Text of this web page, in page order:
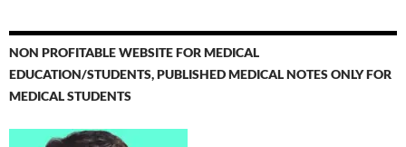
NON PROFITABLE WEBSITE FOR MEDICAL
EDUCATION/STUDENTS, PUBLISHED MEDICAL NOTES ONLY FOR
MEDICAL STUDENTS